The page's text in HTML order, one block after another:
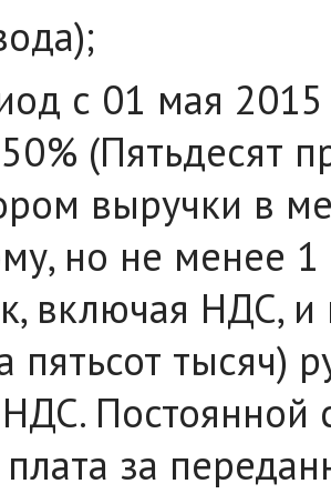
с 01 мая
(Пятьдесят
выручки в
но не менее
включая НДС,
пятьсот тысяч)
Постоянной
плата за